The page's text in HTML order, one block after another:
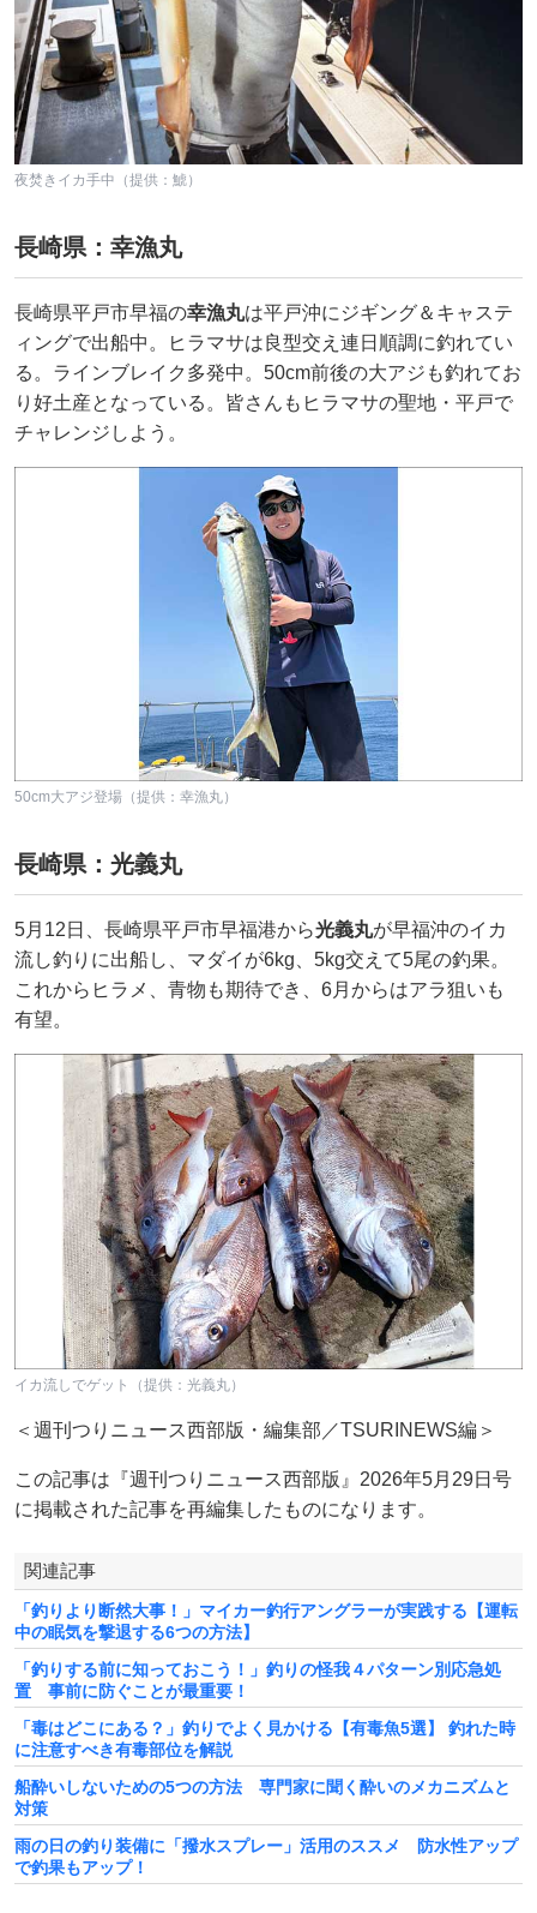
夜焚きイカ手中（提供：鯱）
長崎県：幸漁丸
長崎県平戸市早福の幸漁丸は平戸沖にジギング＆キャステ
ィングで出船中。ヒラマサは良型交え連日順調に釣れてい
る。ラインブレイク多発中。50cm前後の大アジも釣れてお
り好土産となっている。皆さんもヒラマサの聖地・平戸で
チャレンジしよう。
50cm大アジ登場（提供：幸漁丸）
長崎県：光義丸
5月12日、長崎県平戸市早福港から光義丸が早福沖のイカ
流し釣りに出船し、マダイが6kg、5kg交えて5尾の釣果。
これからヒラメ、青物も期待でき、6月からはアラ狙いも
有望。
イカ流しでゲット（提供：光義丸）
＜週刊つりニュース西部版・編集部／TSURINEWS編＞
この記事は『週刊つりニュース西部版』2026年5月29日号
に掲載された記事を再編集したものになります。
関連記事
「釣りより断然大事！」マイカー釣行アングラーが実践する【運転
中の眠気を撃退する6つの方法】
「釣りする前に知っておこう！」釣りの怪我４パターン別応急処
置 事前に防ぐことが最重要！
「毒はどこにある？」釣りでよく見かける【有毒魚5選】 釣れた時
に注意すべき有毒部位を解説
船酔いしないための5つの方法 専門家に聞く酔いのメカニズムと
対策
雨の日の釣り装備に「撥水スプレー」活用のススメ 防水性アップ
で釣果もアップ！